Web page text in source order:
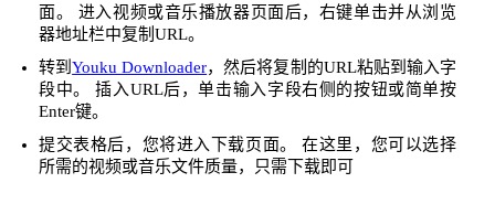
面。 进入视频或音乐播放器页面后，右键单击并从浏览
器地址栏中复制URL。
转到Youku Downloader，然后将复制的URL粘贴到输入字
段中。 插入URL后，单击输入字段右侧的按钮或简单按
Enter键。
提交表格后，您将进入下载页面。 在这里，您可以选择
所需的视频或音乐文件质量，只需下载即可